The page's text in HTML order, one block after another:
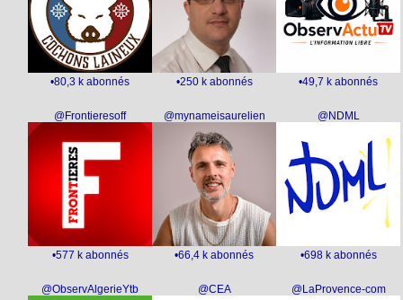
•49,7 k abonnés
•250 k abonnés
•80,3 k abonnés
@NDML
•698 k abonnés
@mynameisaurelien
•66,4 k abonnés
@Frontieresoff
•577 k abonnés
@LaProvence-com
@CEA
@ObservAlgerieYtb